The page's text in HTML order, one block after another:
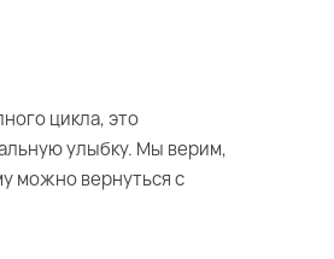
цикла, это
улыбку. Мы верим,
можно вернуться с